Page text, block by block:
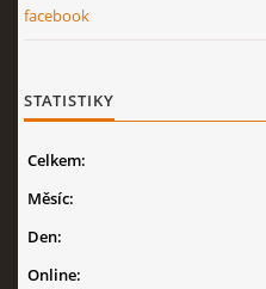
facebook
STATISTIKY
Online:
Celkem:
Měsíc:
Den: